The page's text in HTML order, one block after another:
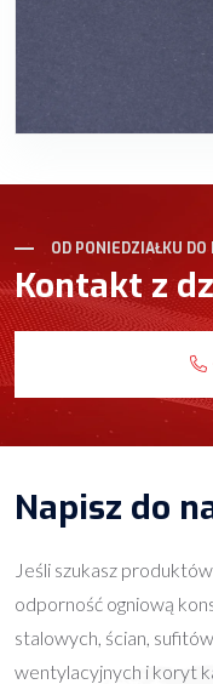
OD PONIEDZIAŁKU
Kontakt z
Napisz do
Jeśli szukasz
odporność ogniową
stalowych, ścian,
wentylacyjnych i koryt